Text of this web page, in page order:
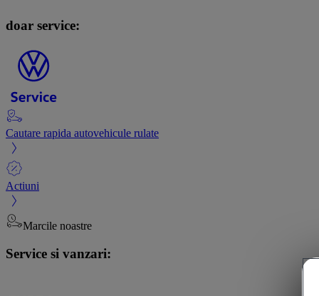
doar service:
Cautare rapida autovehicule rulate
Actiuni
Marcile noastre
Service si vanzari: